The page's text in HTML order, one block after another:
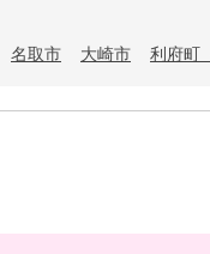
名取市 大崎市 利府町